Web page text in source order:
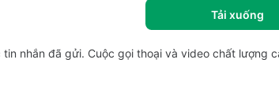
Tải xuống
nhắn đã gửi. Cuộc gọi thoại và video chất lượng